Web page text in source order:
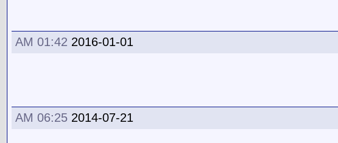
2016-01-01
01:42 AM
2014-07-21
06:25 AM